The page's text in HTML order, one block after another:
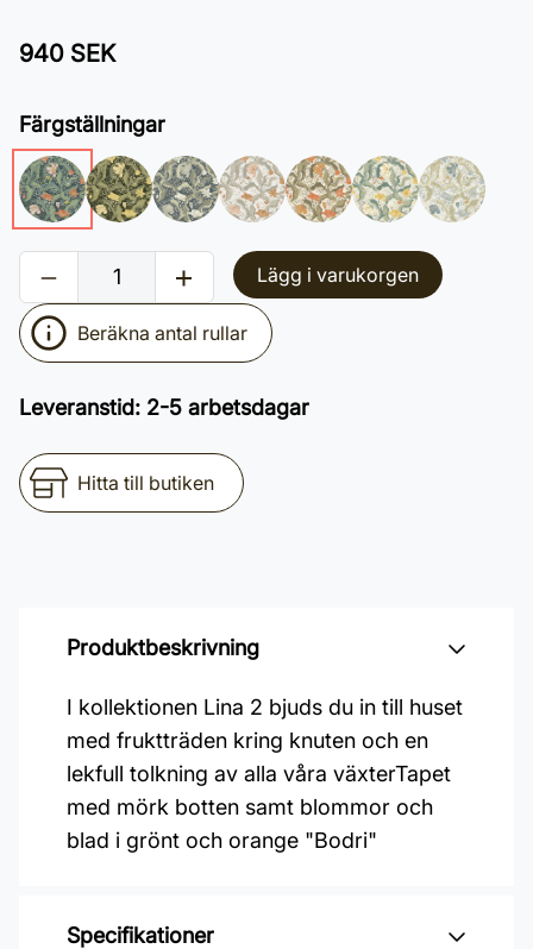
940 SEK
Färgställningar
Lägg i varukorgen
Beräkna antal rullar
Leveranstid: 2-5 arbetsdagar
Hitta till butiken
Produktbeskrivning
I kollektionen Lina 2 bjuds du in till huset
med fruktträden kring knuten och en
lekfull tolkning av alla våra växterTapet
med mörk botten samt blommor och
blad i grönt och orange "Bodri"
Specifikationer